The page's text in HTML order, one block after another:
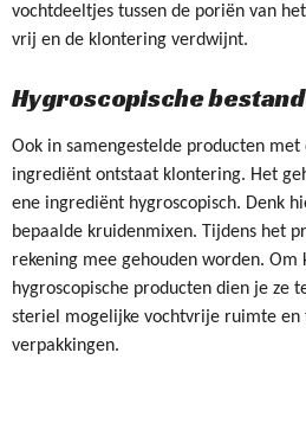
vochtdeeltjes tussen de poriën van
vrij en de klontering verdwijnt.
Hygroscopische
Ook in samengestelde producten met
ingrediënt ontstaat klontering. Het
ene ingrediënt hygroscopisch. Denk
bepaalde kruidenmixen. Tijdens het
rekening mee gehouden worden.
hygroscopische producten dien je ze
steriel mogelijke vochtvrije ruimte en
verpakkingen.